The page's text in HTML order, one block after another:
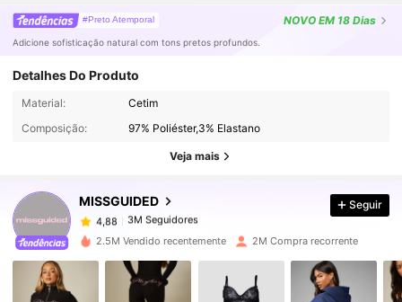
#Preto Atemporal NOVO EM 18 Dias
Adicione sofisticação natural com tons pretos profundos.
Detalhes Do Produto
Material:
Cetim
Composição:
97% Poliéster,3% Elastano
Veja mais
MISSGUIDED
3M Seguidores
4,88
3M Seguidores
c***7
pago1 dia atrás
4,88 3M Seguidores
Seguir
2.5M Vendido recentemente 2M Compra recorrente